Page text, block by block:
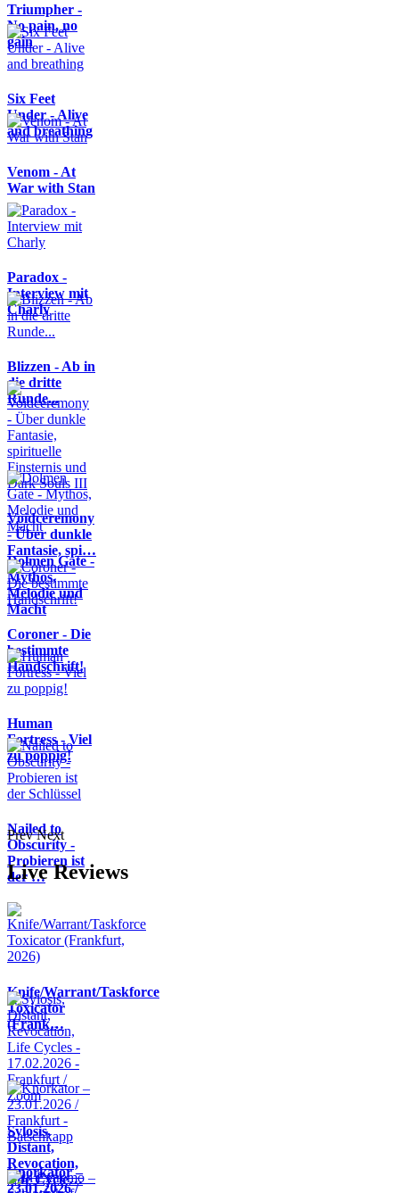
Triumpher -
No pain, no
gain
Six Feet
Under - Alive
and breathing
Venom - At
War with Stan
Paradox -
Interview mit
Charly
Blizzen - Ab in
die dritte
Runde...
Voidceremony
- Über dunkle
Fantasie, spi…
Dolmen Gate -
Mythos,
Melodie und
Macht
Coroner - Die
bestimmte
Handschrift!
Human
Fortress - Viel
zu poppig!
Nailed to
Obscurity -
Probieren ist
der …
Prev Next
Live Reviews
Knife/Warrant/Taskforce
Toxicator
(Frank…
Sylosis,
Distant,
Revocation,
Life Cycle…
Knorkator –
23.01.2026 /